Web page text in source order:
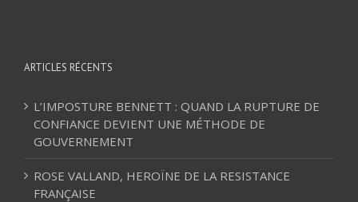
ARTICLES RÉCENTS
L’IMPOSTURE BENNETT : QUAND LA RUPTURE DE
CONFIANCE DEVIENT UNE MÉTHODE DE
GOUVERNEMENT
ROSE VALLAND, HEROÏNE DE LA RESISTANCE
FRANÇAISE